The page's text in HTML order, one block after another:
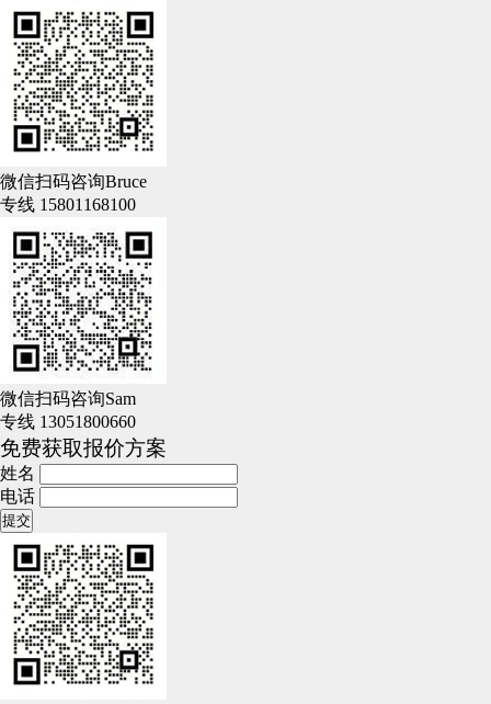
微信扫码咨询Bruce
专线 15801168100
微信扫码咨询Sam
专线 13051800660
免费获取报价方案
姓名
电话